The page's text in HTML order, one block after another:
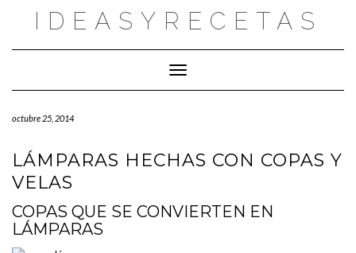
IDEASYRECETAS
Cambiar modo de navegación
octubre 25, 2014
LÁMPARAS HECHAS CON COPAS Y
VELAS
COPAS QUE SE CONVIERTEN EN
LÁMPARAS